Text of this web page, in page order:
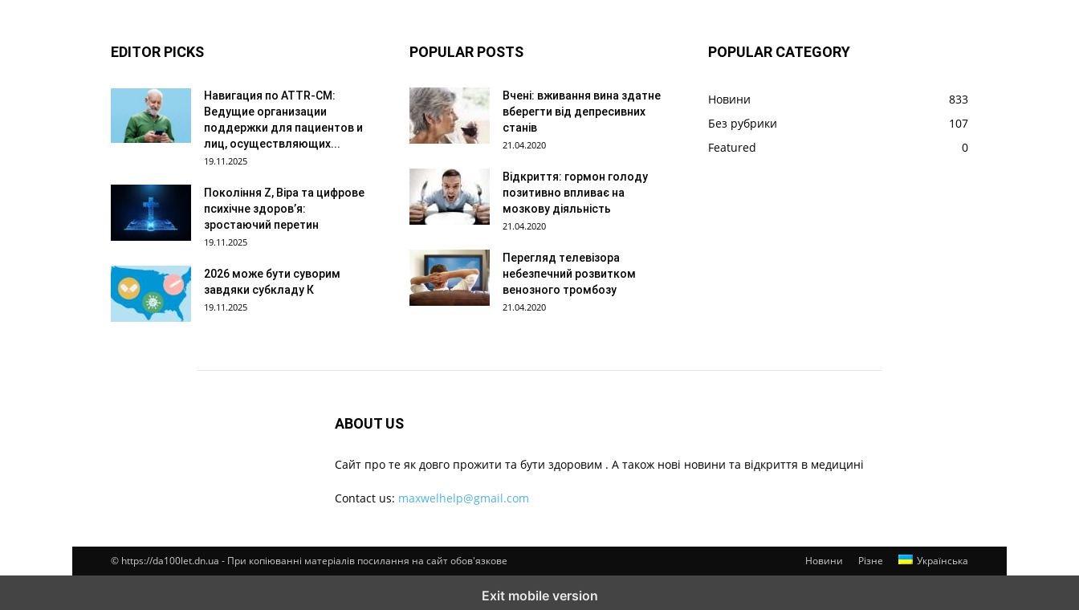
EDITOR PICKS
Навигация по ATTR-CM:
Ведущие организации
поддержки для пациентов и
лиц, осуществляющих...
19.11.2025
Покоління Z, Віра та цифрове
психічне здоров’я:
зростаючий перетин
19.11.2025
2026 може бути суворим
завдяки субкладу К
19.11.2025
POPULAR POSTS
Вчені: вживання вина здатне
вберегти від депресивних
станів
21.04.2020
Відкриття: гормон голоду
позитивно впливає на
мозкову діяльність
21.04.2020
Перегляд телевізора
небезпечний розвитком
венозного тромбозу
21.04.2020
POPULAR CATEGORY
Новини
833
Без рубрики
107
Featured
0
ABOUT US
Cайт про те як довго прожити та бути здоровим . А також нові новини та відкриття в медицині
Contact us: maxwelhelp@gmail.com
Новини Різне Українська
© https://da100let.dn.ua - При копіюванні матеріалів посилання на сайт обов'язкове
Exit mobile version